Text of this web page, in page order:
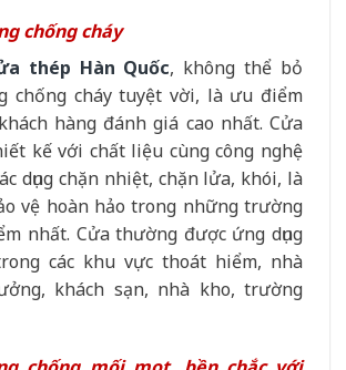
chống cháy
thép Hàn Quốc, không thể bỏ
chống cháy tuyệt vời, là ưu điểm
hàng đánh giá cao nhất. Cửa
kế với chất liệu cùng công nghệ
dụng chặn nhiệt, chặn lửa, khói, là
vệ hoàn hảo trong những trường
nhất. Cửa thường được ứng dụng
các khu vực thoát hiểm, nhà
khách sạn, nhà kho, trường